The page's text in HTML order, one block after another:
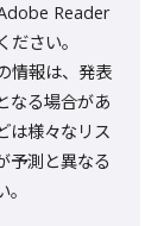
Reader
さい。
情報は、発表
なる場合があ
は様々なリス
予測と異なる